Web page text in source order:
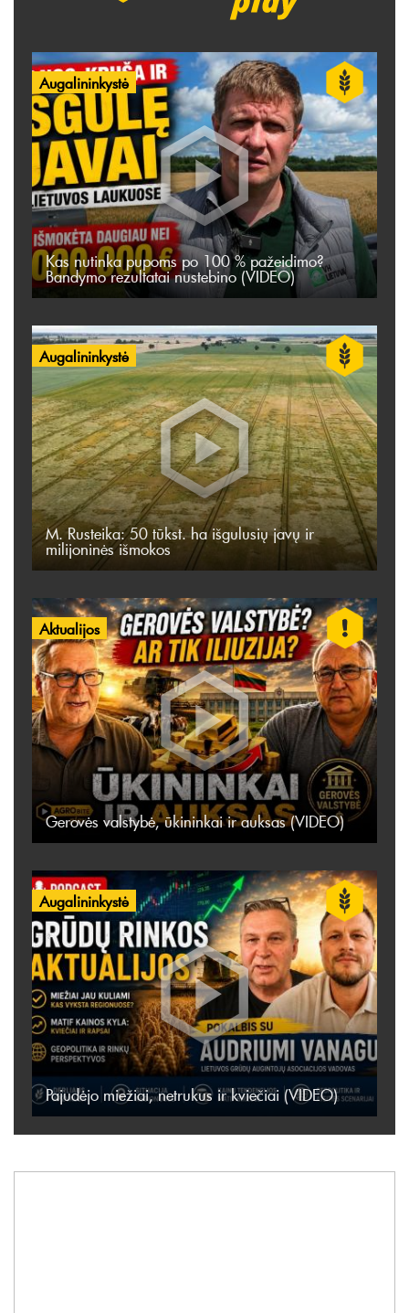
Augalininkystė
Kas nutinka pupoms po 100 % pažeidimo?
Bandymo rezultatai nustebino (VIDEO)
Augalininkystė
M. Rusteika: 50 tūkst. ha išgulusių javų ir
milijoninės išmokos
Aktualijos
Gerovės valstybė, ūkininkai ir auksas (VIDEO)
Augalininkystė
Pajudėjo miežiai, netrukus ir kviečiai (VIDEO)